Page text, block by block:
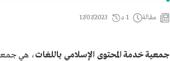
مقالة 1 د 17/07/2023
جمعية خدمة المحتوى الإسلامي باللغات، هي